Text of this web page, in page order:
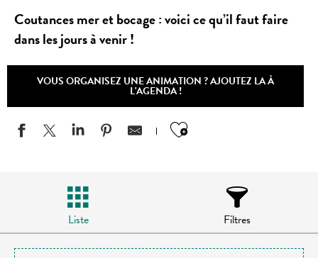
Coutances mer et bocage : voici ce qu’il faut faire
dans les jours à venir !
VOUS ORGANISEZ UNE ANIMATION ? AJOUTEZ LA À
L'AGENDA !
Ajouter aux
Liste Filtres